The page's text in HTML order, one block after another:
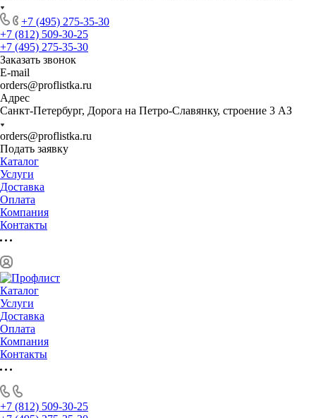
+7 (495) 275-35-30
+7 (812) 509-30-25
+7 (495) 275-35-30
Заказать звонок
E-mail
orders@proflistka.ru
Адрес
Санкт-Петербург, Дорога на Петро-Славянку, строение 3 АЗ
orders@proflistka.ru
Подать заявку
Каталог
Услуги
Доставка
Оплата
Компания
Контакты
Каталог
Услуги
Доставка
Оплата
Компания
Контакты
+7 (812) 509-30-25